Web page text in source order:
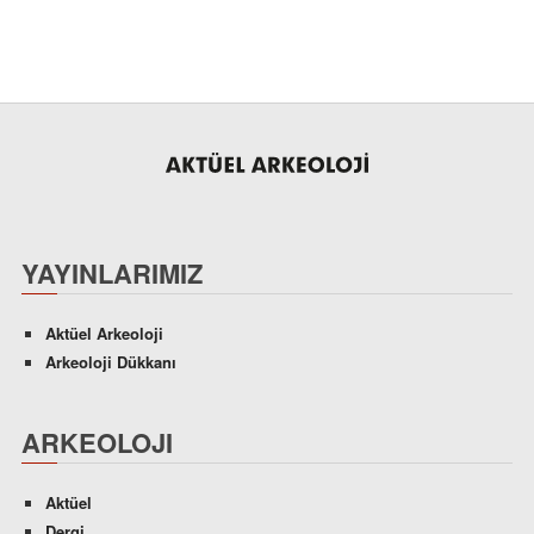
YAYINLARIMIZ
Aktüel Arkeoloji
Arkeoloji Dükkanı
ARKEOLOJI
Aktüel